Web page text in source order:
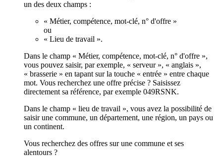
un des deux champs :
« Métier, compétence, mot-clé, n° d'offre »
ou
« Lieu de travail ».
Dans le champ « Métier, compétence, mot-clé, n° d'offre »,
vous pouvez saisir, par exemple, « serveur », « anglais »,
« brasserie » en tapant sur la touche « entrée » entre chaque
mot. Vous recherchez une offre précise ? Saisissez
directement sa référence, par exemple 049RSNK.
Dans le champ « lieu de travail », vous avez la possibilité de
saisir une commune, un département, une région, un pays ou
un continent.
Vous recherchez des offres sur une commune et ses
alentours ?